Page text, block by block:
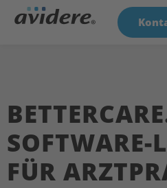
SOFTWARE-
FÜR